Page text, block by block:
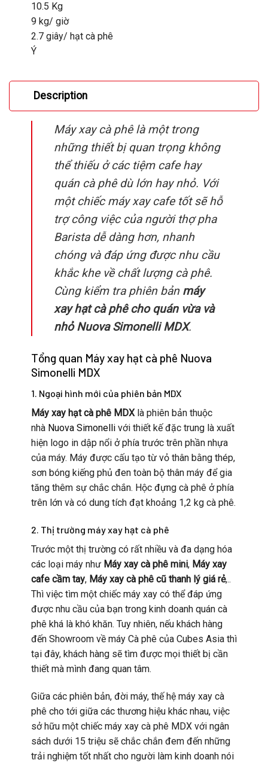
10.5 Kg
9 kg/ giờ
2.7 giây/ hạt cà phê
Ý
Description
Máy xay cà phê là một trong
những thiết bị quan trọng không
thể thiếu ở các tiệm cafe hay
quán cà phê dù lớn hay nhỏ. Với
một chiếc máy xay cafe tốt sẽ hỗ
trợ công việc của người thợ pha
Barista dễ dàng hơn, nhanh
chóng và đáp ứng được nhu cầu
khắc khe về chất lượng cà phê.
Cùng kiểm tra phiên bản máy
xay hạt cà phê cho quán vừa và
nhỏ Nuova Simonelli MDX.
Tổng quan Máy xay hạt cà phê Nuova
Simonelli MDX
1. Ngoại hình mới của phiên bản MDX
Máy xay hạt cà phê MDXlà phiên bản thuộc
nhà Nuova Simonellivới thiết kế đặc trung là xuất
hiện logo in dập nổi ở phía trước trên phần nhựa
của máy. Máy được cấu tạo từ vỏ thân bằng thép,
sơn bóng kiếng phủ đen toàn bộ thân máy để gia
tăng thêm sự chắc chắn. Hộc đựng cà phê ở phía
trên lớn và có dung tích đạt khoảng 1,2 kg cà phê.
2. Thị trường máy xay hạt cà phê
Trước một thị trường có rất nhiều và đa dạng hóa
các loại máy như Máy xay cà phê mini,Máy xay
cafe cầm tay, Máy xay cà phê cũ thanh lý giá rẻ,..
Thì việc tìm một chiếc máy xay có thể đáp ứng
được nhu cầu của bạn trong kinh doanh quán cà
phê khá là khó khăn. Tuy nhiên, nếu khách hàng
đến Showroom về máy Cà phê của Cubes Asia thì
tại đây, khách hàng sẽ tìm được mọi thiết bị cần
thiết mà mình đang quan tâm.
Giữa các phiên bản, đời máy, thế hệ máy xay cà
phê cho tới giữa các thương hiệu khác nhau, việc
sở hữu một chiếc máy xay cà phê MDX với ngân
sách dưới 15 triệu sẽ chắc chắn đem đến những
trải nghiệm tốt nhất cho người làm kinh doanh nói